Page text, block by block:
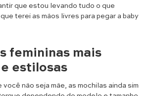
que estou levando tudo o que
terei as mãos livres para pegar a baby
femininas mais
estilosas
você não seja mãe, as mochilas ainda sim